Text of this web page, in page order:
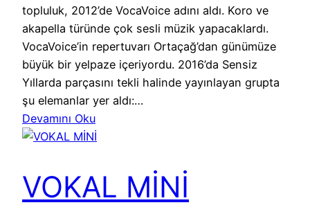
topluluk, 2012’de VocaVoice adını aldı. Koro ve
akapella türünde çok sesli müzik yapacaklardı.
VocaVoice’in repertuvarı Ortaçağ’dan günümüze
büyük bir yelpaze içeriyordu. 2016’da Sensiz
Yıllarda parçasını tekli halinde yayınlayan grupta
şu elemanlar yer aldı:…
Devamını Oku
VOKAL MİNİ